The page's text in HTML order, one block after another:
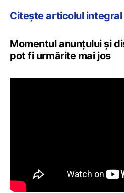
Citește articolul integral
Momentul anunțului și
pot fi urmărite mai jos